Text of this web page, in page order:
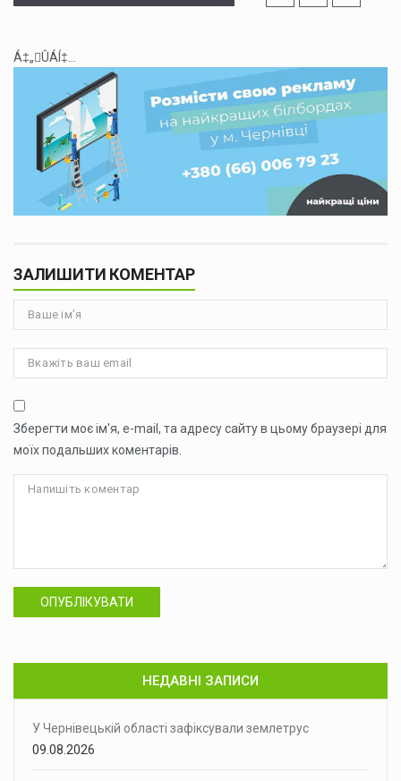
Á‡„ÛÁÍ‡...
ЗАЛИШИТИ КОМЕНТАР
Зберегти моє ім'я, e-mail, та адресу сайту в цьому браузері для
моїх подальших коментарів.
ОПУБЛІКУВАТИ
НЕДАВНІ ЗАПИСИ
У Чернівецькій області зафіксували землетрус
09.08.2026